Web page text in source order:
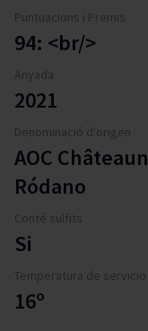
Puntuacions i Premis
94: <br/>
Anyada
2021
Denominació d'origen
AOC
Ródano
Conté sulfits
Si
Temperatura de servicio
16º